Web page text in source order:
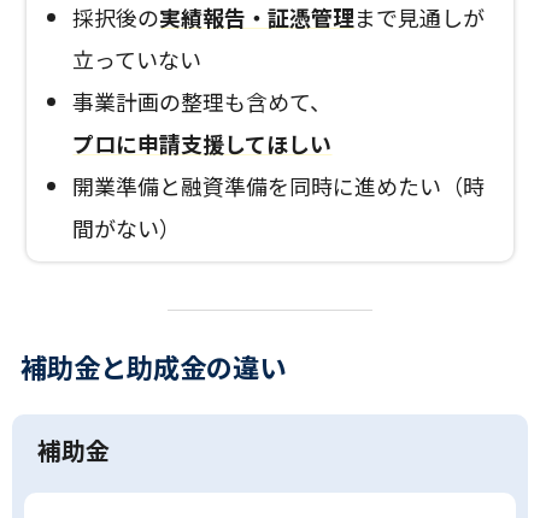
採択後の実績報告・証憑管理まで見通しが
立っていない
事業計画の整理も含めて、
プロに申請支援してほしい
開業準備と融資準備を同時に進めたい（時
間がない）
補助金と助成金の違い
補助金